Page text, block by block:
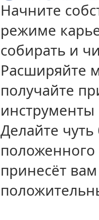
Начните
режиме
собирать и
Расширяйте
получайте
Делайте
положенного
принесёт